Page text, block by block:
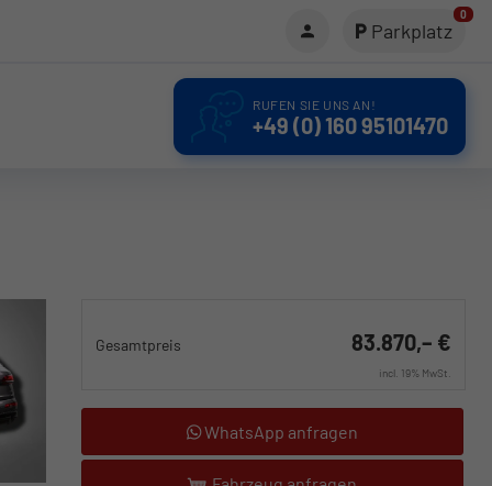
Parkplatz
0
RUFEN SIE UNS AN!
+49 (0) 160 95101470
Gesamtpreis 83.870,– €
incl. 19% MwSt.
WhatsApp anfragen